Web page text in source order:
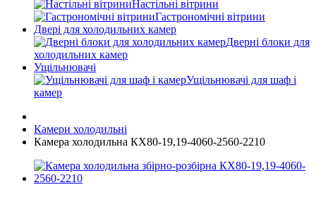
Настільні вітрини
Гастрономічні вітрини
Двері для холодильних камер
Дверні блоки для
холодильних камер
Ущільнювачі
Ущільнювачі для шаф і
камер
Камери холодильні
Камера холодильна КХ80-19,19-4060-2560-2210